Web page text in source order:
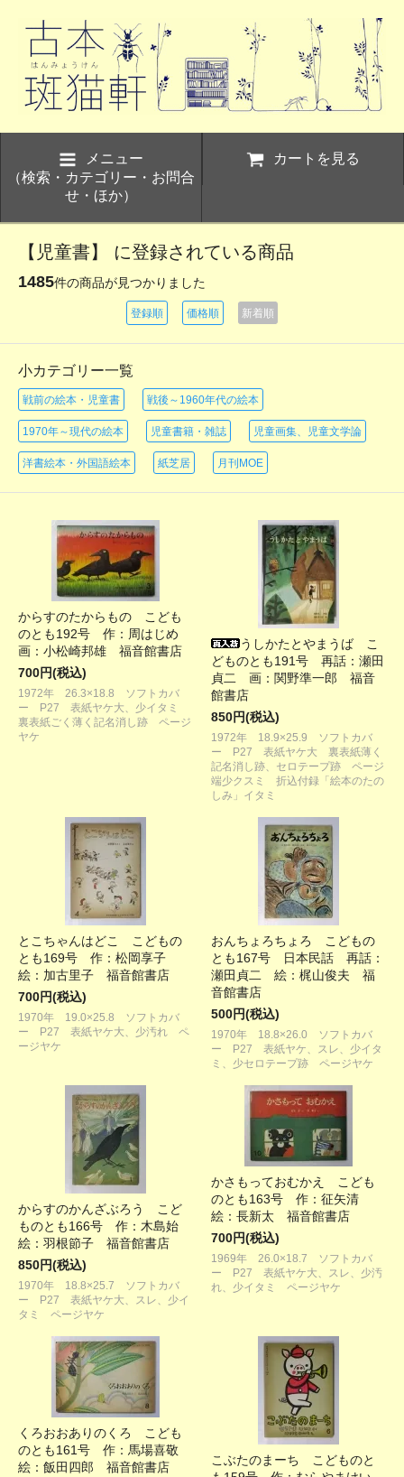
メニュー
（検索・カテゴリー・お問合
せ・ほか）
カートを見る
【児童書】 に登録されている商品
1485件の商品が見つかりました
登録順 価格順 新着順
小カテゴリー一覧
戦前の絵本・児童書 戦後～1960年代の絵本
1970年～現代の絵本 児童書籍・雑誌 児童画集、児童文学論
洋書絵本・外国語絵本 紙芝居 月刊MOE
からすのたからもの こども
のとも192号 作：周はじめ
画：小松崎邦雄 福音館書店
700円(税込)
1972年 26.3×18.8 ソフトカバ
ー P27 表紙ヤケ大、少イタミ
裏表紙ごく薄く記名消し跡 ページ
ヤケ
うしかたとやまうば こ
どものとも191号 再話：瀬田
貞二 画：関野準一郎 福音
館書店
850円(税込)
1972年 18.9×25.9 ソフトカバ
ー P27 表紙ヤケ大 裏表紙薄く
記名消し跡、セロテープ跡 ページ
端少クスミ 折込付録「絵本のたの
しみ」イタミ
とこちゃんはどこ こどもの
とも169号 作：松岡享子
絵：加古里子 福音館書店
700円(税込)
1970年 19.0×25.8 ソフトカバ
ー P27 表紙ヤケ大、少汚れ ペ
ージヤケ
おんちょろちょろ こどもの
とも167号 日本民話 再話：
瀬田貞二 絵：梶山俊夫 福
音館書店
500円(税込)
1970年 18.8×26.0 ソフトカバ
ー P27 表紙ヤケ、スレ、少イタ
ミ、少セロテープ跡 ページヤケ
からすのかんざぶろう こど
ものとも166号 作：木島始
絵：羽根節子 福音館書店
850円(税込)
1970年 18.8×25.7 ソフトカバ
ー P27 表紙ヤケ大、スレ、少イ
タミ ページヤケ
かさもっておむかえ こども
のとも163号 作：征矢清
絵：長新太 福音館書店
700円(税込)
1969年 26.0×18.7 ソフトカバ
ー P27 表紙ヤケ大、スレ、少汚
れ、少イタミ ページヤケ
くろおおありのくろ こども
のとも161号 作：馬場喜敬
絵：飯田四郎 福音館書店
こぶたのまーち こどものと